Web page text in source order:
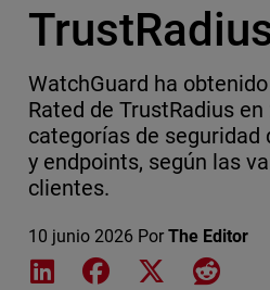
WatchGuard ha
Rated de TrustRadius
categorías de seguridad
y endpoints, según las
clientes.
10 junio 2026 Por The Editor
Share on LinkedIn
Share on Facebook
Share on XShare